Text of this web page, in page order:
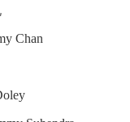
Chan